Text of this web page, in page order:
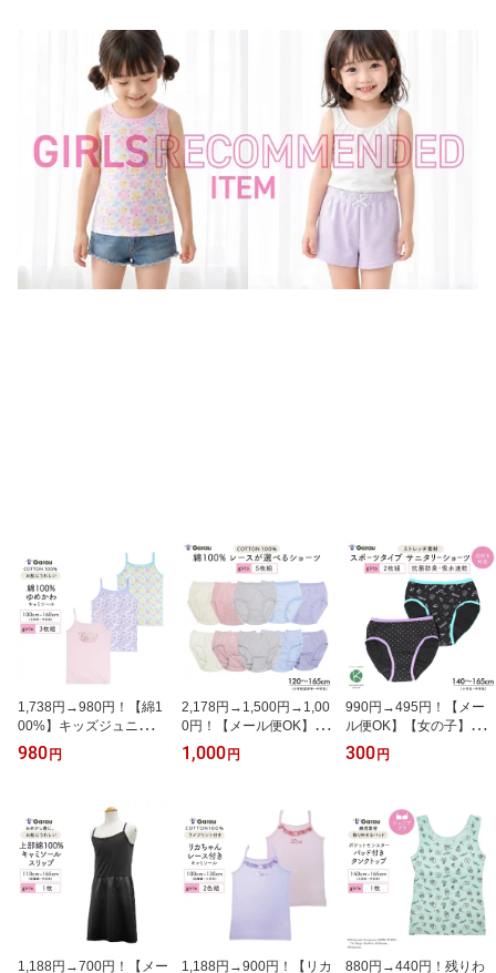
1,738円→980円！【綿1
00%】キッズジュニア
キャミソール 3枚組
ユニコーン柄 総柄/ワン
20 130 140 150 160
980 円
2,178円→1,500円→1,00
0円！【メール便OK】
【女の子】パンツ 5枚組
120cm〜165cm【綿10
ーツ レース付き くすみ
カラー 120 130 140 150
160 165 ガロー
1,000 円
990円→495円！【メー
ル便OK】【女の子】サ
ニタリーショーツ羽付き
対応タイプ 2枚組 140c
生理用パンツ 黒 ドット
ジュニア 140 150 160 1
65 ガロー
300 円
1,188円→700円！【メー 1,188円→900円！【リカ 880円→440円！残りわ